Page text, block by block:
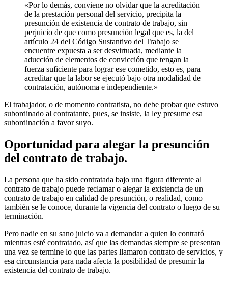
«Por lo demás, conviene no olvidar que la acreditación
de la prestación personal del servicio, precipita la
presunción de existencia de contrato de trabajo, sin
perjuicio de que como presunción legal que es, la del
artículo 24 del Código Sustantivo del Trabajo se
encuentre expuesta a ser desvirtuada, mediante la
aducción de elementos de convicción que tengan la
fuerza suficiente para lograr ese cometido, esto es, para
acreditar que la labor se ejecutó bajo otra modalidad de
contratación, autónoma e independiente.»
El trabajador, o de momento contratista, no debe probar que estuvo
subordinado al contratante, pues, se insiste, la ley presume esa
subordinación a favor suyo.
Oportunidad para alegar la presunción
del contrato de trabajo.
La persona que ha sido contratada bajo una figura diferente al
contrato de trabajo puede reclamar o alegar la existencia de un
contrato de trabajo en calidad de presunción, o realidad, como
también se le conoce, durante la vigencia del contrato o luego de su
terminación.
Pero nadie en su sano juicio va a demandar a quien lo contrató
mientras esté contratado, así que las demandas siempre se presentan
una vez se termine lo que las partes llamaron contrato de servicios, y
esa circunstancia para nada afecta la posibilidad de presumir la
existencia del contrato de trabajo.